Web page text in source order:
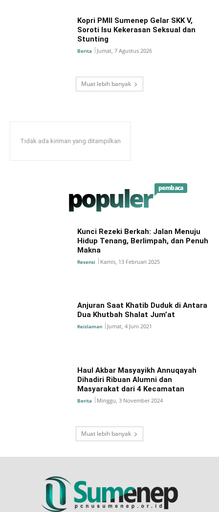
Kopri PMII Sumenep Gelar SKK V,
Soroti Isu Kekerasan Seksual dan
Stunting
Berita Jumat, 7 Agustus 2026
Muat lebih banyak
Tidak ada kiriman yang ditampilkan
populer pembaca
Kunci Rezeki Berkah: Jalan Menuju
Hidup Tenang, Berlimpah, dan Penuh
Makna
Resensi Kamis, 13 Februari 2025
Anjuran Saat Khatib Duduk di Antara
Dua Khutbah Shalat Jum’at
Keislaman Jumat, 4 Juni 2021
Haul Akbar Masyayikh Annuqayah
Dihadiri Ribuan Alumni dan
Masyarakat dari 4 Kecamatan
Berita Minggu, 3 November 2024
Muat lebih banyak